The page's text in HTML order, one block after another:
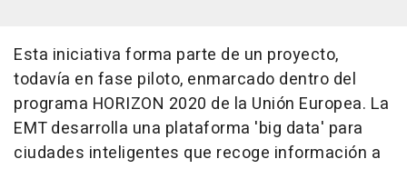
Esta iniciativa forma parte de un proyecto,
todavía en fase piloto, enmarcado dentro del
programa HORIZON 2020 de la Unión Europea. La
EMT desarrolla una plataforma 'big data' para
ciudades inteligentes que recoge información a